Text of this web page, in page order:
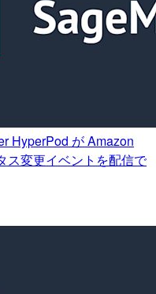
HyperPod が Amazon
ス変更イベントを配信で